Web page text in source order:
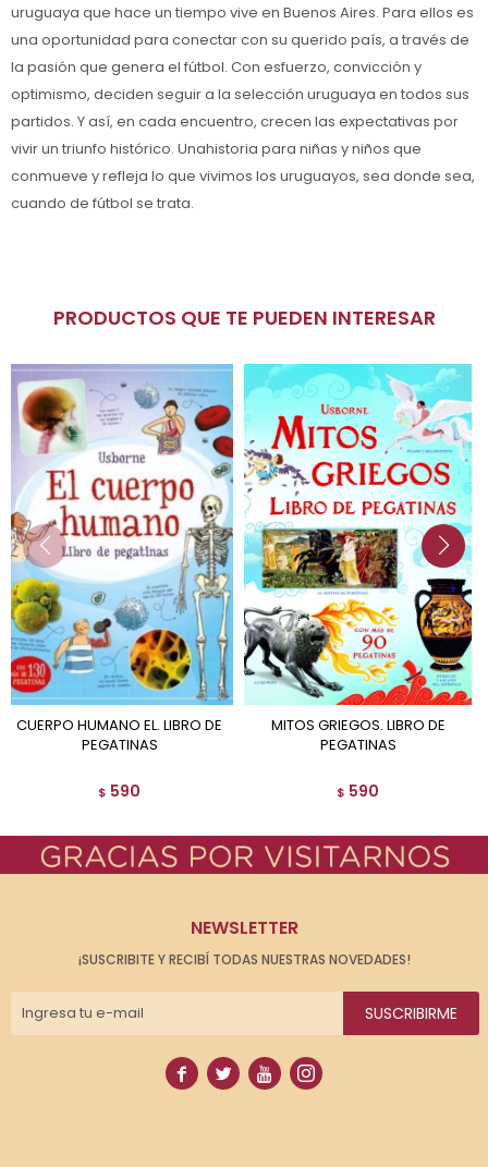
uruguaya que hace un tiempo vive en Buenos Aires. Para ellos es
una oportunidad para conectar con su querido país, a través de
la pasión que genera el fútbol. Con esfuerzo, convicción y
optimismo, deciden seguir a la selección uruguaya en todos sus
partidos. Y así, en cada encuentro, crecen las expectativas por
vivir un triunfo histórico. Unahistoria para niñas y niños que
conmueve y refleja lo que vivimos los uruguayos, sea donde sea,
cuando de fútbol se trata.
PRODUCTOS QUE TE PUEDEN INTERESAR
CUERPO HUMANO EL. LIBRO DE
PEGATINAS
$ 590
MITOS GRIEGOS. LIBRO DE
PEGATINAS
$ 590
NEWSLETTER
¡SUSCRIBITE Y RECIBÍ TODAS NUESTRAS NOVEDADES!
SUSCRIBIRME
   